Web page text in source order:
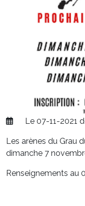
Le 07-11-2021
Les arènes du Grau
dimanche 7
Renseignements au